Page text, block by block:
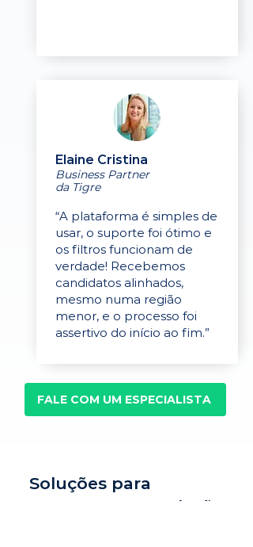
Elaine Cristina
Business Partner
da Tigre
“A plataforma é simples de
usar, o suporte foi ótimo e
os filtros funcionam de
verdade! Recebemos
candidatos alinhados,
mesmo numa região
menor, e o processo foi
assertivo do início ao fim.”
FALE COM UM ESPECIALISTA
Soluções para
recrutamento, seleção